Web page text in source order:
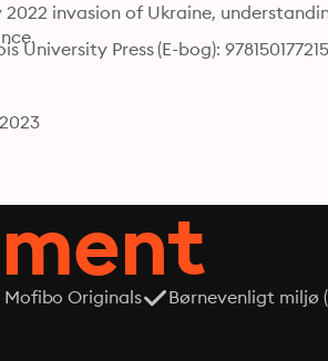
2022 invasion of Ukraine,
University Press (E-bog):
Mofibo Originals
Børnevenligt miljø